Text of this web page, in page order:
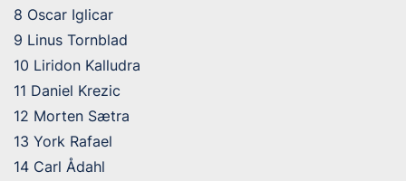
8 Oscar Iglicar
9 Linus Tornblad
10 Liridon Kalludra
11 Daniel Krezic
12 Morten Sætra
13 York Rafael
14 Carl Ådahl